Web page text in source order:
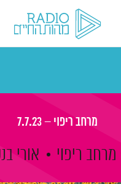
מרחב ריפוי – 7.7.23
מרחב ריפוי אורי